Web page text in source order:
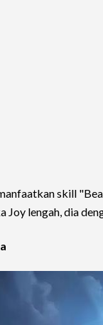
skill
Joy lengah, dia